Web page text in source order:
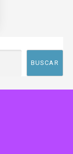
BUSCAR